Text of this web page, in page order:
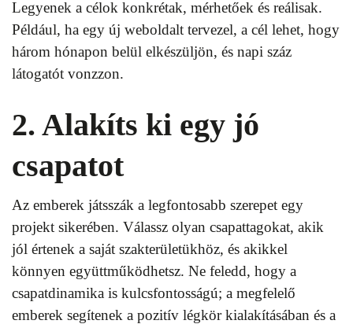
Legyenek a célok konkrétak, mérhetőek és reálisak.
Például, ha egy új weboldalt tervezel, a cél lehet, hogy
három hónapon belül elkészüljön, és napi száz
látogatót vonzzon.
2. Alakíts ki egy jó
csapatot
Az emberek játsszák a legfontosabb szerepet egy
projekt sikerében. Válassz olyan csapattagokat, akik
jól értenek a saját szakterületükhöz, és akikkel
könnyen együttműködhetsz. Ne feledd, hogy a
csapatdinamika is kulcsfontosságú; a megfelelő
emberek segítenek a pozitív légkör kialakításában és a